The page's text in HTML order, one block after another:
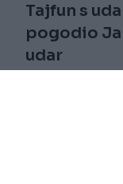
Tajfun s
pogodio
udar